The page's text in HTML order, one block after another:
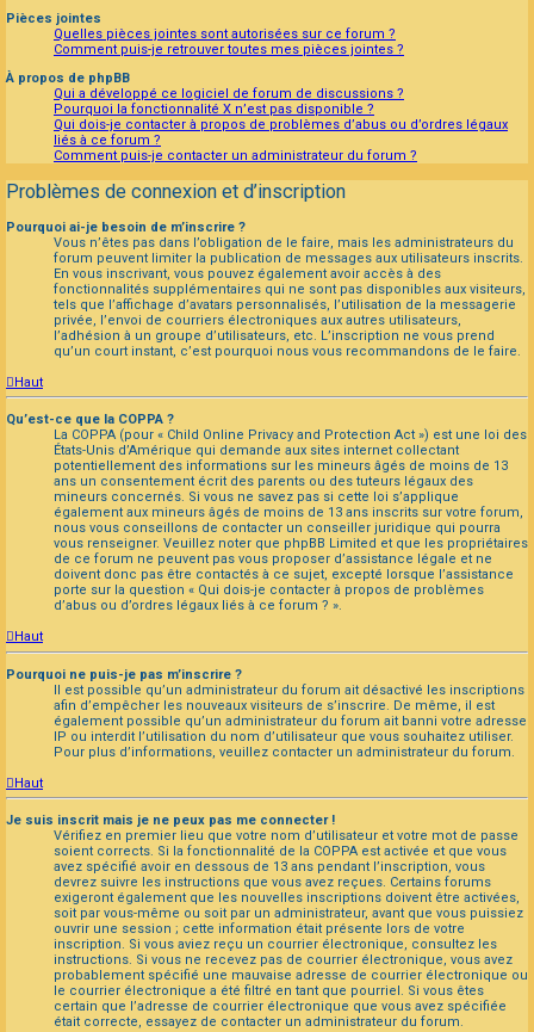
Pièces jointes
Quelles pièces jointes sont autorisées sur ce forum ?
Comment puis-je retrouver toutes mes pièces jointes ?
À propos de phpBB
Qui a développé ce logiciel de forum de discussions ?
Pourquoi la fonctionnalité X n’est pas disponible ?
Qui dois-je contacter à propos de problèmes d’abus ou d’ordres légaux
liés à ce forum ?
Comment puis-je contacter un administrateur du forum ?
Problèmes de connexion et d’inscription
Pourquoi ai-je besoin de m’inscrire ?
Vous n’êtes pas dans l’obligation de le faire, mais les administrateurs du
forum peuvent limiter la publication de messages aux utilisateurs inscrits.
En vous inscrivant, vous pouvez également avoir accès à des
fonctionnalités supplémentaires qui ne sont pas disponibles aux visiteurs,
tels que l’affichage d’avatars personnalisés, l’utilisation de la messagerie
privée, l’envoi de courriers électroniques aux autres utilisateurs,
l’adhésion à un groupe d’utilisateurs, etc. L’inscription ne vous prend
qu’un court instant, c’est pourquoi nous vous recommandons de le faire.
Haut
Qu’est-ce que la COPPA ?
La COPPA (pour « Child Online Privacy and Protection Act ») est une loi des
États-Unis d’Amérique qui demande aux sites internet collectant
potentiellement des informations sur les mineurs âgés de moins de 13
ans un consentement écrit des parents ou des tuteurs légaux des
mineurs concernés. Si vous ne savez pas si cette loi s’applique
également aux mineurs âgés de moins de 13 ans inscrits sur votre forum,
nous vous conseillons de contacter un conseiller juridique qui pourra
vous renseigner. Veuillez noter que phpBB Limited et que les propriétaires
de ce forum ne peuvent pas vous proposer d’assistance légale et ne
doivent donc pas être contactés à ce sujet, excepté lorsque l’assistance
porte sur la question « Qui dois-je contacter à propos de problèmes
d’abus ou d’ordres légaux liés à ce forum ? ».
Haut
Pourquoi ne puis-je pas m’inscrire ?
Il est possible qu’un administrateur du forum ait désactivé les inscriptions
afin d’empêcher les nouveaux visiteurs de s’inscrire. De même, il est
également possible qu’un administrateur du forum ait banni votre adresse
IP ou interdit l’utilisation du nom d’utilisateur que vous souhaitez utiliser.
Pour plus d’informations, veuillez contacter un administrateur du forum.
Haut
Je suis inscrit mais je ne peux pas me connecter !
Vérifiez en premier lieu que votre nom d’utilisateur et votre mot de passe
soient corrects. Si la fonctionnalité de la COPPA est activée et que vous
avez spécifié avoir en dessous de 13 ans pendant l’inscription, vous
devrez suivre les instructions que vous avez reçues. Certains forums
exigeront également que les nouvelles inscriptions doivent être activées,
soit par vous-même ou soit par un administrateur, avant que vous puissiez
ouvrir une session ; cette information était présente lors de votre
inscription. Si vous aviez reçu un courrier électronique, consultez les
instructions. Si vous ne recevez pas de courrier électronique, vous avez
probablement spécifié une mauvaise adresse de courrier électronique ou
le courrier électronique a été filtré en tant que pourriel. Si vous êtes
certain que l’adresse de courrier électronique que vous avez spécifiée
était correcte, essayez de contacter un administrateur du forum.